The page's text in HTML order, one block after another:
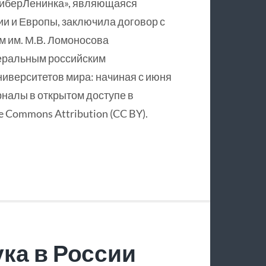
являющаяся
и Европы, заключила договор с
им. М.В. Ломоносова
российским
мира: начиная с июня
в открытом доступе в
Commons Attribution (CC BY).
в России